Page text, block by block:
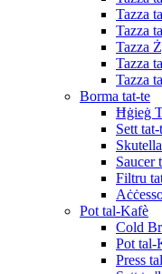
Tazza
Tazza
Tazza
Tazza
Tazza
Borma tat-te
Ħġieġ
Sett
Saucer
Filtru
Pot tal-Kafè
Cold
Pot tal-
Press